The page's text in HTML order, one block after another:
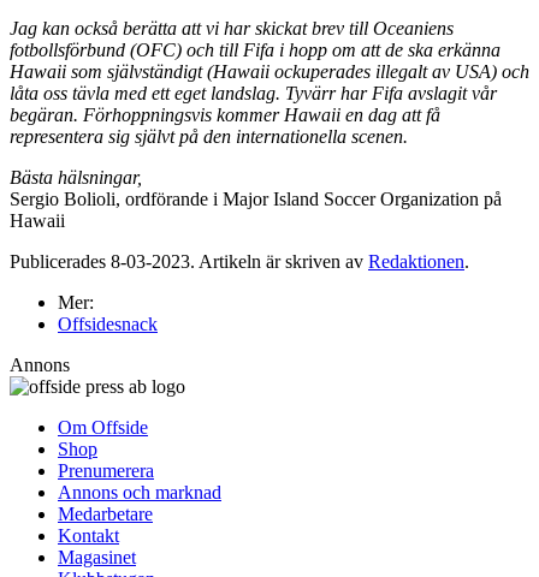
Jag kan också berätta att vi har skickat brev till Oceaniens
fotbollsförbund (OFC) och till Fifa i hopp om att de ska erkänna
Hawaii som självständigt (Hawaii ockuperades illegalt av USA) och
låta oss tävla med ett eget landslag. Tyvärr har Fifa avslagit vår
begäran. Förhoppningsvis kommer Hawaii en dag att få
representera sig självt på den internationella scenen.
Bästa hälsningar,
Sergio Bolioli, ordförande i Major Island Soccer Organization på
Hawaii
Publicerades 8-03-2023. Artikeln är skriven av Redaktionen.
Mer:
Offsidesnack
Annons
Om Offside
Shop
Prenumerera
Annons och marknad
Medarbetare
Kontakt
Magasinet